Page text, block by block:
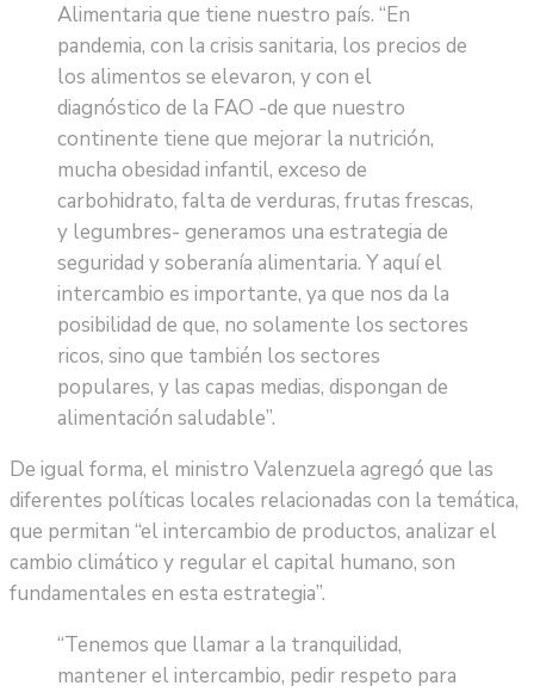
Alimentaria que tiene nuestro país. “En
pandemia, con la crisis sanitaria, los precios de
los alimentos se elevaron, y con el
diagnóstico de la FAO -de que nuestro
continente tiene que mejorar la nutrición,
mucha obesidad infantil, exceso de
carbohidrato, falta de verduras, frutas frescas,
y legumbres- generamos una estrategia de
seguridad y soberanía alimentaria. Y aquí el
intercambio es importante, ya que nos da la
posibilidad de que, no solamente los sectores
ricos, sino que también los sectores
populares, y las capas medias, dispongan de
alimentación saludable”.
De igual forma, el ministro Valenzuela agregó que las
diferentes políticas locales relacionadas con la temática,
que permitan “el intercambio de productos, analizar el
cambio climático y regular el capital humano, son
fundamentales en esta estrategia”.
“Tenemos que llamar a la tranquilidad,
mantener el intercambio, pedir respeto para